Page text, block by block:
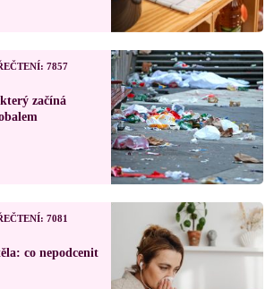
7857
začíná
7081
co nepodcenit